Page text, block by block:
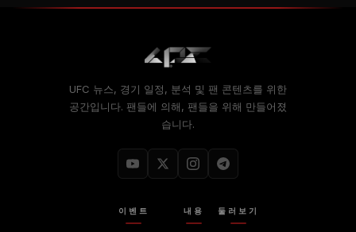
UFC 뉴스, 경기 일정, 분석 및 팬 콘텐츠를 위한
공간입니다. 팬들에 의해, 팬들을 위해 만들어졌
습니다.
이벤트 내용 둘러보기